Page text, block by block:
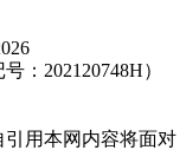
：202120748H）
用本网内容将面对